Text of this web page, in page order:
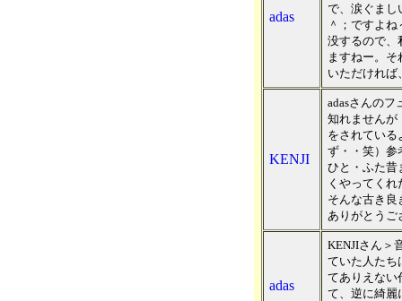
adas
で、涙ぐまし
＾；ですよ
没するので、
ますねー。
いただければ
KENJI
adasさんの
知れませんが
をされている
ず・・笑）参
ひと・ふた昔
くやってく
そんな古き良
ありがとうご
adas
KENJIさん＞
ていた人たち
てありえない
て、逆に綺麗